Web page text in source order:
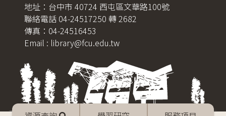
Mobile
地址：台中市 40724 西屯區文華路100號
聯絡電話 04-24517250 轉 2682
傳真：04-24516453
Email : library@fcu.edu.tw